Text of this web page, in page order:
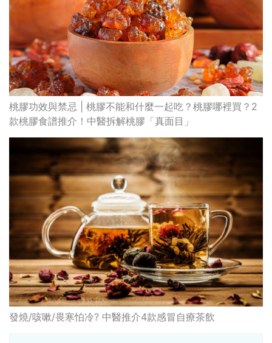
桃膠功效與禁忌 | 桃膠不能和什麼一起吃？桃膠哪裡買？2
款桃膠食譜推介！中醫拆解桃膠「真面目」
發燒/咳嗽/畏寒怕冷? 中醫推介4款感冒自療茶飲